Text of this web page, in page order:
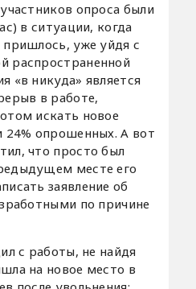
опроса были
в ситуации, когда
пришлось, уже уйдя с
распространенной
«в никуда» является
в работе,
искать новое
24% опрошенных. А вот
что просто был
месте его
заявление об
по причине
с работы, не найдя
на новое место в